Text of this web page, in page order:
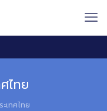
ไทย
เทศไทย